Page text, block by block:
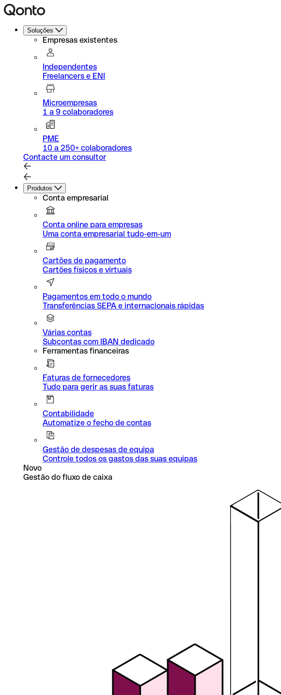
Soluções
Empresas existentes
Independentes
Freelancers e ENI
Microempresas
1 a 9 colaboradores
PME
10 a 250+ colaboradores
Contacte um consultor
Produtos
Conta empresarial
Conta online para empresas
Uma conta empresarial tudo-em-um
Cartões de pagamento
Cartões físicos e virtuais
Pagamentos em todo o mundo
Transferências SEPA e internacionais rápidas
Várias contas
Subcontas com IBAN dedicado
Ferramentas financeiras
Faturas de fornecedores
Tudo para gerir as suas faturas
Contabilidade
Automatize o fecho de contas
Gestão de despesas de equipa
Controle todos os gastos das suas equipas
Novo
Gestão do fluxo de caixa